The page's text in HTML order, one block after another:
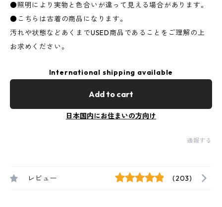
●照明により実物と色合いが違って見える場合があります。
●こちらは古着の商品になります。
汚れや状態などあくまでUSED商品であることをご理解の上
お求めください。
International shipping available
Add to cart
日本国内にお住まいの方向け
通報する
レビュー (203)